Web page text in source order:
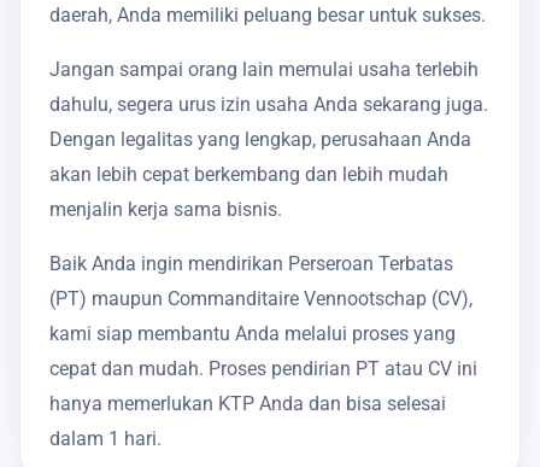
daerah, Anda memiliki peluang besar untuk sukses.
Jangan sampai orang lain memulai usaha terlebih
dahulu, segera urus izin usaha Anda sekarang juga.
Dengan legalitas yang lengkap, perusahaan Anda
akan lebih cepat berkembang dan lebih mudah
menjalin kerja sama bisnis.
Baik Anda ingin mendirikan Perseroan Terbatas
(PT) maupun Commanditaire Vennootschap (CV),
kami siap membantu Anda melalui proses yang
cepat dan mudah. Proses pendirian PT atau CV ini
hanya memerlukan KTP Anda dan bisa selesai
dalam 1 hari.